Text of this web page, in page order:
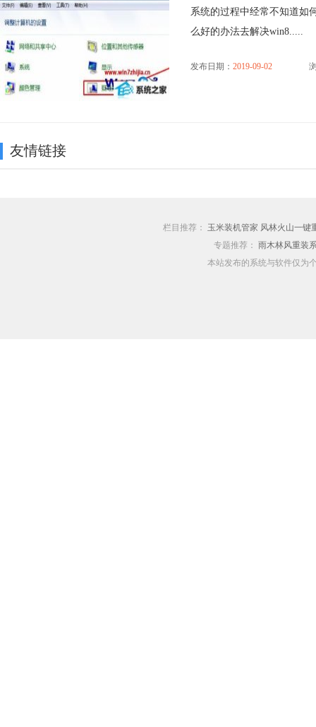
系统的过程中经常不知道如
么好的办法去解决win8.....
发布日期： 2019-09-02
友情链接
栏目推荐： 玉米装机管家 风林火山一键
专题推荐： 雨木林风重装
本站发布的系统与软件仅为